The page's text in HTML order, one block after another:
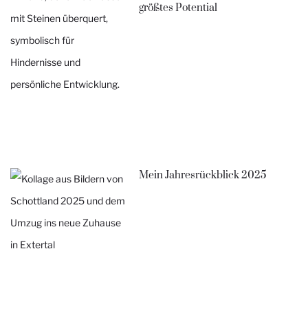
größtes Potential
Mein Jahresrückblick 2025